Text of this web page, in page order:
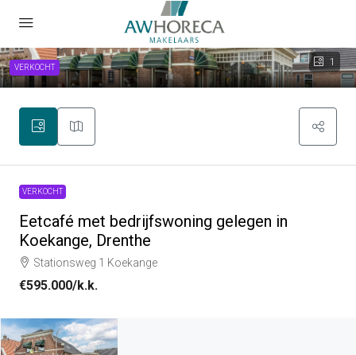
1
VERKOCHT
VERKOCHT
Eetcafé met bedrijfswoning gelegen in
Koekange, Drenthe
Stationsweg 1 Koekange
€595.000/k.k.